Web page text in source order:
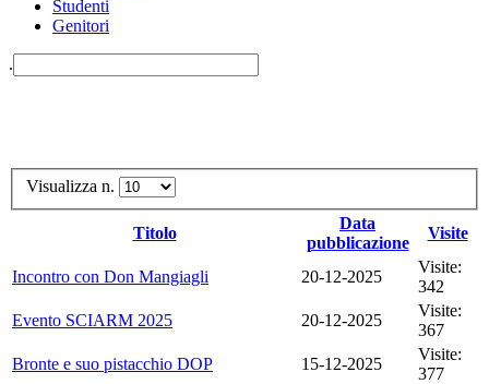
Studenti
Genitori
.
Visualizza n.
Titolo
Data
pubblicazione
Visite
Incontro con Don Mangiagli 20-12-2025
Visite:
342
Evento SCIARM 2025
20-12-2025
Visite:
367
Bronte e suo pistacchio DOP
15-12-2025
Visite:
377